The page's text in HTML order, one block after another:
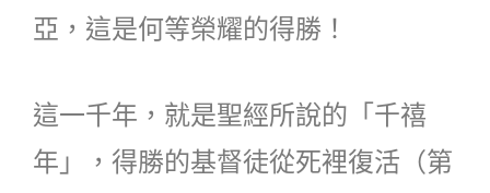
亞，這是何等榮耀的得勝！
這一千年，就是聖經所說的「千禧
年」，得勝的基督徒從死裡復活（第